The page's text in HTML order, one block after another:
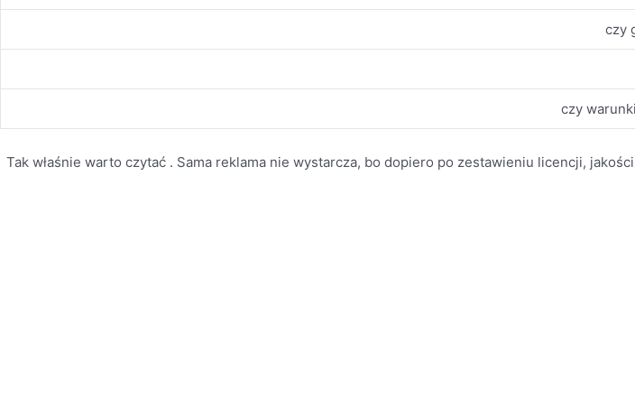
czy
czy
Tak właśnie warto czytać . Sama reklama nie wystarcza, bo dopiero po zestawieniu licencji,